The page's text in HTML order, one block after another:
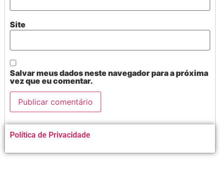
Site
Salvar meus dados neste navegador para a próxima
vez que eu comentar.
Alternative:
Política de Privacidade